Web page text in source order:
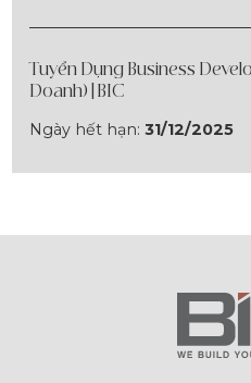
Tuyển Dụng Business
Doanh) | BIC
Ngày hết hạn: 31/12/2025